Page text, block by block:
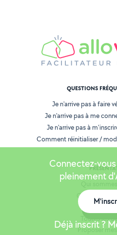
QUESTIONS
Je n'arrive pas à faire
Je n'arrive pas à me
Je n'arrive pas à
Comment réinitialiser /
Comment ça
Toutes les
Proposer
Connectez-
pleinement
Déjà inscrit ?